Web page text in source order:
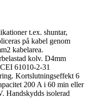
t.ex. shuntar,
på kabel genom
kabelarea.
kolv. D4mm
61010-2-31
Kortslutningseffekt 6
200 A i 60 min eller
Handskydds isolerad